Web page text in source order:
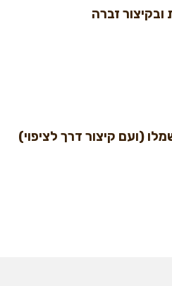
זברה
(ועם קיצור דרך לציפוי)